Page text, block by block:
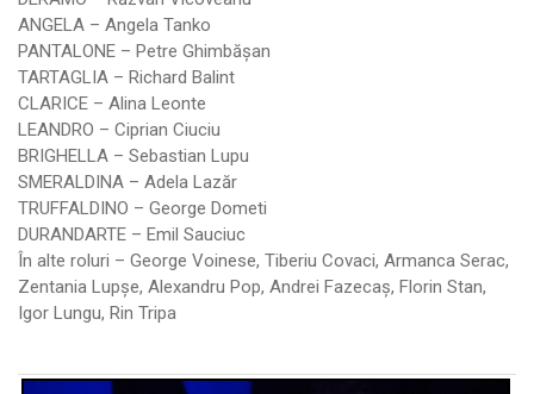
ANGELA – Angela Tanko
PANTALONE – Petre Ghimbășan
TARTAGLIA – Richard Balint
CLARICE – Alina Leonte
LEANDRO – Ciprian Ciuciu
BRIGHELLA – Sebastian Lupu
SMERALDINA – Adela Lazăr
TRUFFALDINO – George Dometi
DURANDARTE – Emil Sauciuc
În alte roluri – George Voinese, Tiberiu Covaci, Armanca Serac,
Zentania Lupșe, Alexandru Pop, Andrei Fazecaș, Florin Stan,
Igor Lungu, Rin Tripa